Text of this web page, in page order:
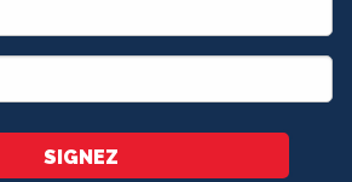
SIGNEZ